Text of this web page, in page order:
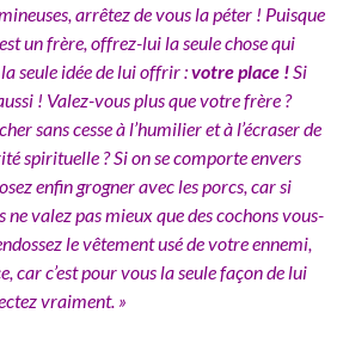
arrêtez de vous la péter ! Puisque
un frère, offrez-lui la seule chose qui
seule idée de lui offrir :votre place ! Si
! Valez-vous plus que votre frère ?
sans cesse à l’humilier et à l’écraser de
spirituelle ? Si on se comporte envers
enfin grogner avec les porcs, car si
ne valez pas mieux que des cochons vous-
le vêtement usé de votre ennemi,
car c’est pour vous la seule façon de lui
vraiment. »